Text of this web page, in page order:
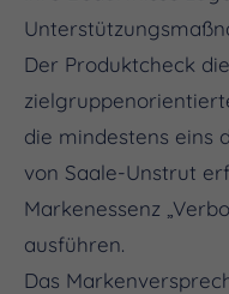
Der Produktcheck
die mindestens eins
von Saale-Unstrut
Markenessenz
ausführen.
Das